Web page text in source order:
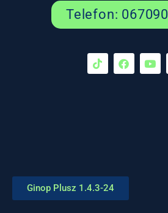
Telefon:
Ginop Plusz 1.4.3-24